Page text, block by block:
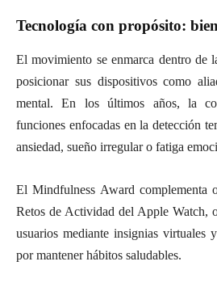
Tecnología con propósito:
El movimiento se enmarca dentro de
posicionar sus dispositivos como
mental. En los últimos años, la
funciones enfocadas en la detección
ansiedad, sueño irregular o fatiga
El Mindfulness Award complementa
Retos de Actividad del Apple Watch,
usuarios mediante insignias virtuales
por mantener hábitos saludables.